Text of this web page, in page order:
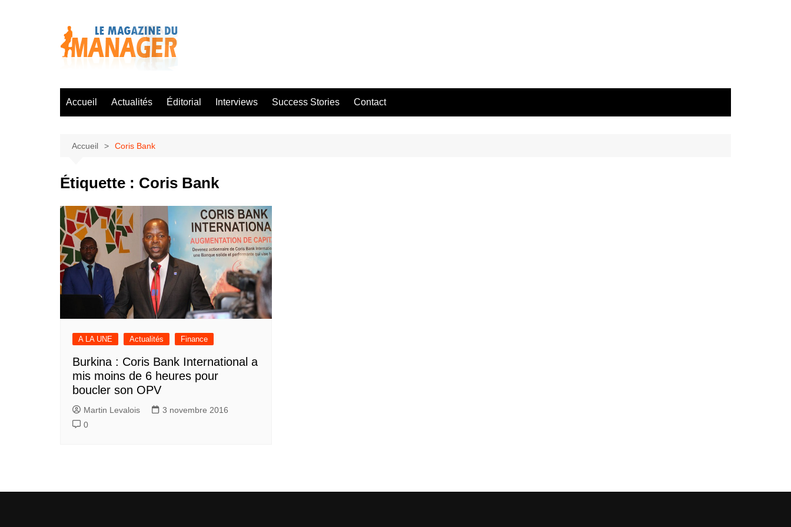
Accueil Actualités Éditorial Interviews Success Stories Contact
Accueil Coris Bank
Étiquette : Coris Bank
A LA UNE Actualités Finance
Burkina : Coris Bank International a
mis moins de 6 heures pour
boucler son OPV
Martin Levalois
3 novembre 2016
0